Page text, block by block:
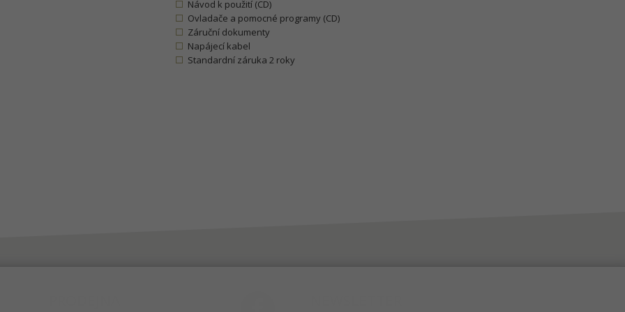
Návod k použití (CD)
Ovladače a pomocné programy (CD)
Záruční dokumenty
Napájecí kabel
Standardní záruka 2 roky